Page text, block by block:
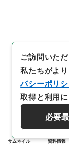
サムネイル 資料情報
ご訪問いた
私たちがよ
バシーポリ
取得と利用
必要